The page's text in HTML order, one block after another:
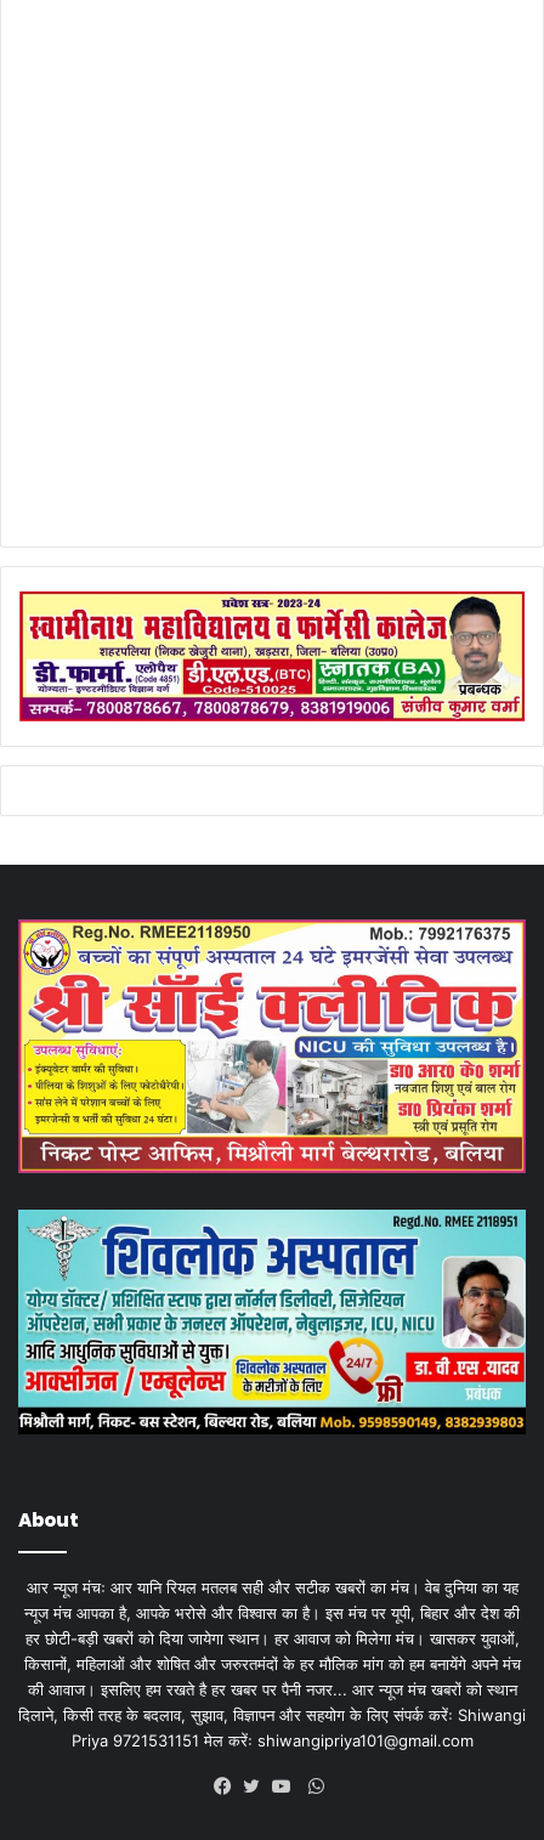
About
आर न्यूज मंचः आर यानि रियल मतलब सही और सटीक खबरों का मंच। वेब दुनिया का यह
न्यूज मंच आपका है, आपके भरोसे और विश्वास का है। इस मंच पर यूपी, बिहार और देश की
हर छोटी-बड़ी खबरों को दिया जायेगा स्थान। हर आवाज को मिलेगा मंच। खासकर युवाओं,
किसानों, महिलाओं और शोषित और जरुरतमंदों के हर मौलिक मांग को हम बनायेंगे अपने मंच
की आवाज। इसलिए हम रखते है हर खबर पर पैनी नजर... आर न्यूज मंच खबरों को स्थान
दिलाने, किसी तरह के बदलाव, सुझाव, विज्ञापन और सहयोग के लिए संपर्क करेंः Shiwangi
Priya 9721531151 मेल करेंः shiwangipriya101@gmail.com
WhatsApp